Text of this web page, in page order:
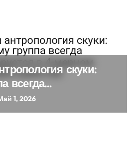
скуки:
всегда
в 4-мерном
1, 2026